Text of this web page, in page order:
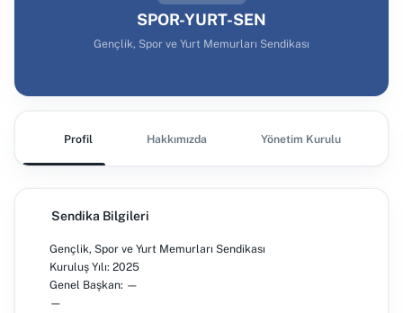
SPOR-YURT-SEN
Gençlik, Spor ve Yurt Memurları Sendikası
Profil Hakkımızda Yönetim Kurulu
Sendika Bilgileri
Gençlik, Spor ve Yurt Memurları Sendikası
Kuruluş Yılı: 2025
Genel Başkan: —
—